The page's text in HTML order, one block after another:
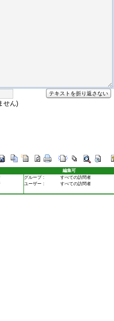
テキストを折り返さない
せん)
編集可
グループ :
すべての訪問者
ユーザー :
すべての訪問者